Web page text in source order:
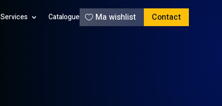
Services Catalogue Ma wishlist Contact